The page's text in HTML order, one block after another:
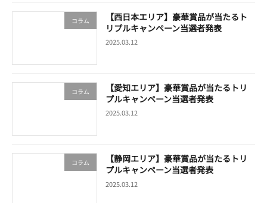
コラム
【西日本エリア】豪華賞品が当たるト
リプルキャンペーン当選者発表
2025.03.12
コラム
【愛知エリア】豪華賞品が当たるトリ
プルキャンペーン当選者発表
2025.03.12
コラム
【静岡エリア】豪華賞品が当たるトリ
プルキャンペーン当選者発表
2025.03.12